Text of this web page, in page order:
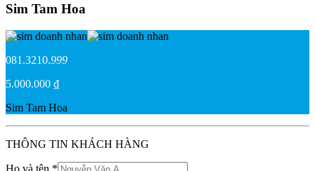
Sim Tam Hoa
081.3210.999
5.000.000 ₫
Sim Tam Hoa
THÔNG TIN KHÁCH HÀNG
Họ và tên *